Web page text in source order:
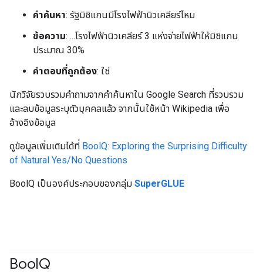
คำค้นหา: รัฐมิชิแกนมีโรงไฟฟ้านิวเคลียร์ไหม
ข้อความ: ...โรงไฟฟ้านิวเคลียร์ 3 แห่งจ่ายไฟฟ้าให้มิชิแกน
ประมาณ 30%
คำตอบที่ถูกต้อง: ใช่
นักวิจัยรวบรวมคำถามจากคำค้นหาใน Google Search ที่รวบรวม
และลบข้อมูลระบุตัวบุคคลแล้ว จากนั้นใช้หน้า Wikipedia เพื่อ
อ้างอิงข้อมูล
ดูข้อมูลเพิ่มเติมได้ที่ BoolQ: Exploring the Surprising Difficulty
of Natural Yes/No Questions
BoolQ เป็นองค์ประกอบของกลุ่ม SuperGLUE
BoolQ